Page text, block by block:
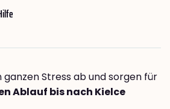
Stress ab und sorgen für
Ablauf bis nach Kielce